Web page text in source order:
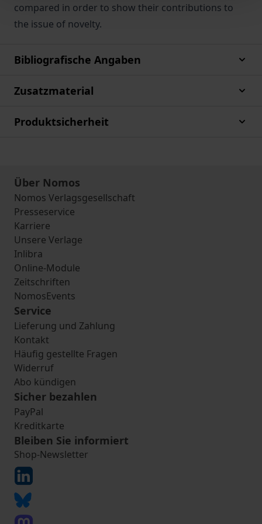
compared in order to show their contributions to
the issue of novelty.
Bibliografische Angaben
Zusatzmaterial
Produktsicherheit
Über Nomos
Nomos Verlagsgesellschaft
Presseservice
Karriere
Unsere Verlage
Inlibra
Online-Module
Zeitschriften
NomosEvents
Service
Lieferung und Zahlung
Kontakt
Häufig gestellte Fragen
Widerruf
Abo kündigen
Sicher bezahlen
PayPal
Kreditkarte
Bleiben Sie informiert
Shop-Newsletter